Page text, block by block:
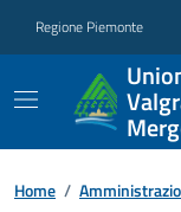
Regione Piemonte
Home /